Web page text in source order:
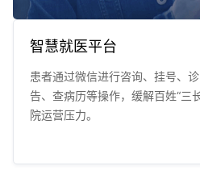
智慧就医平台
患者通过微信进行咨询、挂号、
告、查病历等操作，缓解百姓“三
院运营压力。